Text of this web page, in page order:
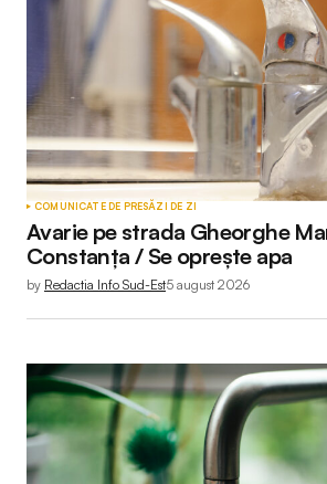
COMUNICATE DE PRESĂZI DE ZI
Avarie pe strada Gheorghe
Constanța / Se oprește apa
by Redactia Info Sud-Est5 august 2026